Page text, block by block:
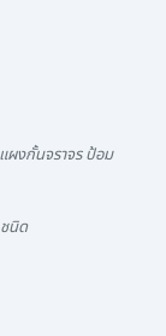
ผงกั้นจราจร ป้อม
นิด